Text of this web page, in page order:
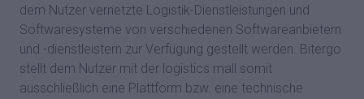
dem Nutzer vernetzte Logistik-Dienstleistungen und
Softwaresysteme von verschiedenen Softwareanbietern
und -dienstleistern zur Verfügung gestellt werden. Bitergo
stellt dem Nutzer mit der logistics mall somit
ausschließlich eine Plattform bzw. eine technische